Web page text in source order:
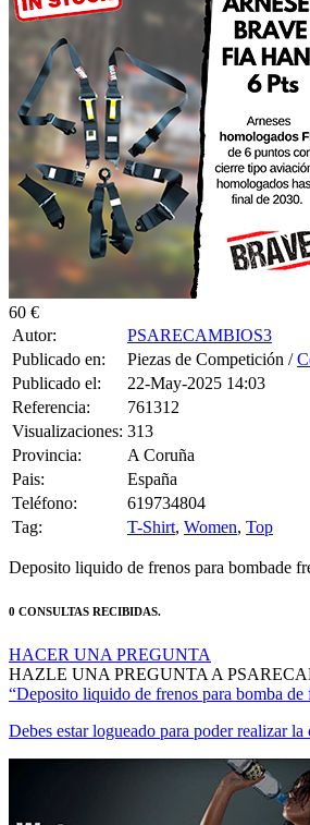
60 €
Autor:
PSARECAMBIOS3
Publicado en:
Piezas de Competición /
Publicado el:
22-May-2025 14:03
Referencia:
761312
Visualizaciones: 313
Provincia:
A Coruña
Pais:
España
Teléfono:
619734804
Tag:
T-Shirt, Women, Top
Deposito liquido de frenos para bombade
0 CONSULTAS RECIBIDAS.
HACER UNA PREGUNTA
HAZLE UNA PREGUNTA A
“Deposito liquido de frenos para bomba
Debes estar logueado para poder realizar la